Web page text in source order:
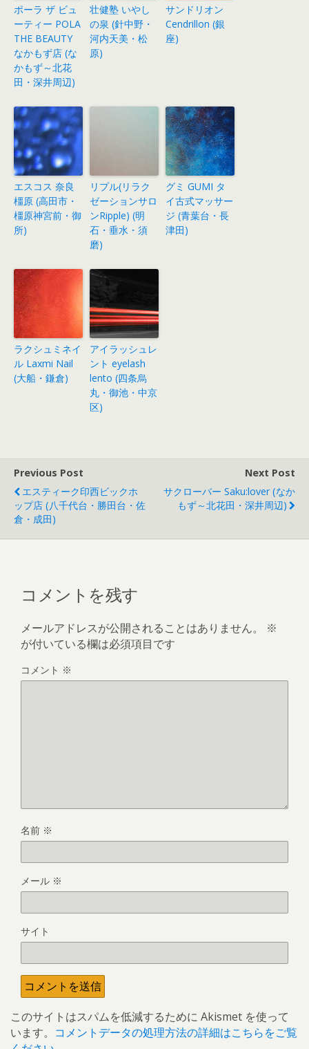
ポーラ ザ ビュ
ーティー POLA
THE BEAUTY
なかもず店 (な
かもず～北花
田・深井周辺)
壮健塾 いやし
の泉 (針中野・
河内天美・松
原)
サンドリオン
Cendrillon (銀
座)
エスコス 奈良
橿原 (高田市・
橿原神宮前・御
所)
リプル(リラク
ゼーションサロ
ンRipple) (明
石・垂水・須
磨)
グミ GUMI タ
イ古式マッサー
ジ (青葉台・長
津田)
ラクシュミネイ
ル Laxmi Nail
(大船・鎌倉)
アイラッシュレ
ント eyelash
lento (四条烏
丸・御池・中京
区)
Previous Post
エスティーク印西ビックホ
ップ店 (八千代台・勝田台・佐
倉・成田)
Next Post
サクローバー Saku:lover (なか
もず～北花田・深井周辺)
コメントを残す
メールアドレスが公開されることはありません。
※
が付いている欄は必須項目です
コメント ※
名前 ※
メール ※
サイト
このサイトはスパムを低減するために Akismet を使って
います。 コメントデータの処理方法の詳細はこちらをご覧